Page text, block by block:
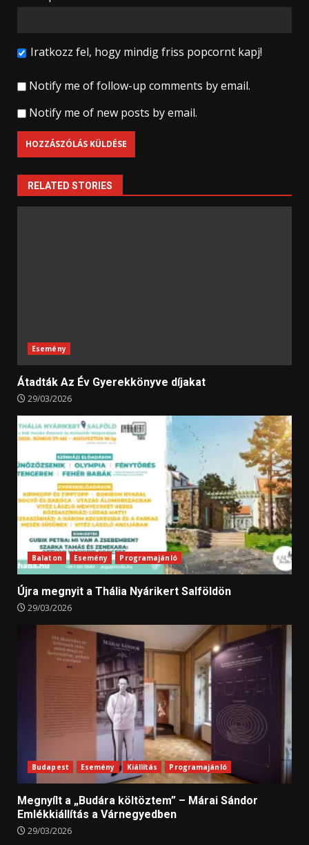
Iratkozz fel, hogy mindig friss popcornt kapj!
Notify me of follow-up comments by email.
Notify me of new posts by email.
RELATED STORIES
Esemény
Átadták Az Év Gyerekkönyve díjakat
29/03/2026
Balaton Esemény Programajánló
Újra megnyit a Thália Nyárikert Salföldön
29/03/2026
Budapest Esemény Kiállítás Programajánló
Megnyílt a „Budára költöztem” – Márai Sándor
Emlékkiállítás a Várnegyedben
29/03/2026